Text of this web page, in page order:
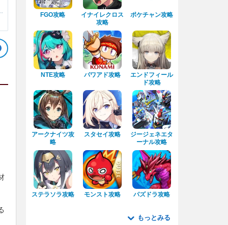
FGO攻略
イナイレクロス
攻略
ポケチャン攻略
NTE攻略 パワアド攻略
エンドフィール
ド攻略
アークナイツ攻
略
スタセイ攻略
ジージェネエタ
ーナル攻略
ステラソラ攻略 モンスト攻略 パズドラ攻略
もっとみる